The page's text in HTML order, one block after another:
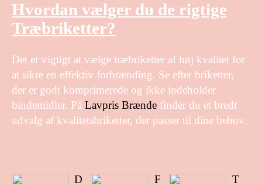
Hvordan vælger du de rigtige
Træbriketter?
Det er vigtigt at vælge træbriketter af høj kvalitet for
at sikre en effektiv forbrænding. Se efter briketter,
der er godt komprimerede og ikke indeholder
bindemidler. På Lavpris Brænde finder du et bredt
udvalg af kvalitetsbriketter, der passer til dine behov.
D
F
T